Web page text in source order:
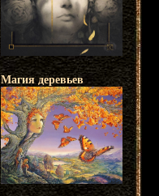
Магия деревьев